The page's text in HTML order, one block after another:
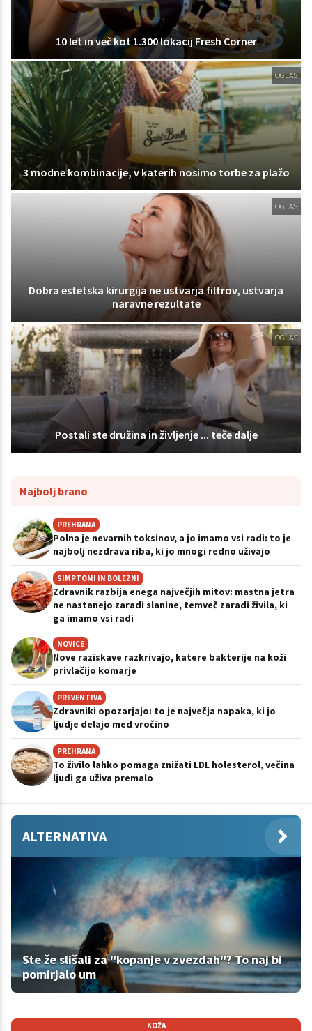
10 let in več kot 1.300 lokacij Fresh Corner
OGLAS
3 modne kombinacije, v katerih nosimo torbe za plažo
OGLAS
Dobra estetska kirurgija ne ustvarja filtrov, ustvarja
naravne rezultate
OGLAS
Postali ste družina in življenje ... teče dalje
Najbolj brano
PREHRANA
Polna je nevarnih toksinov, a jo imamo vsi radi: to je
najbolj nezdrava riba, ki jo mnogi redno uživajo
SIMPTOMI IN BOLEZNI
Zdravnik razbija enega največjih mitov: mastna jetra
ne nastanejo zaradi slanine, temveč zaradi živila, ki
ga imamo vsi radi
NOVICE
Nove raziskave razkrivajo, katere bakterije na koži
privlačijo komarje
PREVENTIVA
Zdravniki opozarjajo: to je največja napaka, ki jo
ljudje delajo med vročino
PREHRANA
To živilo lahko pomaga znižati LDL holesterol, večina
ljudi ga uživa premalo
ALTERNATIVA
Ste že slišali za "kopanje v zvezdah"? To naj bi
pomirjalo um
KOŽA